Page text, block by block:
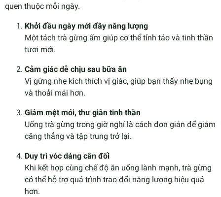
quen thuộc mỗi ngày.
Khởi đầu ngày mới đầy năng lượng
Một tách trà gừng ấm giúp cơ thể tỉnh táo và tinh thần
tươi mới.
Cảm giác dễ chịu sau bữa ăn
Vị gừng nhẹ kích thích vị giác, giúp bạn thấy nhẹ bụng
và thoải mái hơn.
Giảm mệt mỏi, thư giãn tinh thần
Uống trà gừng trong giờ nghỉ là cách đơn giản để giảm
căng thẳng và tập trung trở lại.
Duy trì vóc dáng cân đối
Khi kết hợp cùng chế độ ăn uống lành mạnh, trà gừng
có thể hỗ trợ quá trình trao đổi năng lượng hiệu quả
hơn.